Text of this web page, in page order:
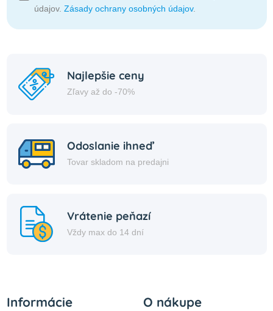
údajov. Zásady ochrany osobných údajov.
Najlepšie ceny
Zľavy až do -70%
Odoslanie ihneď
Tovar skladom na predajni
Vrátenie peňazí
Vždy max do 14 dní
Informácie O nákupe